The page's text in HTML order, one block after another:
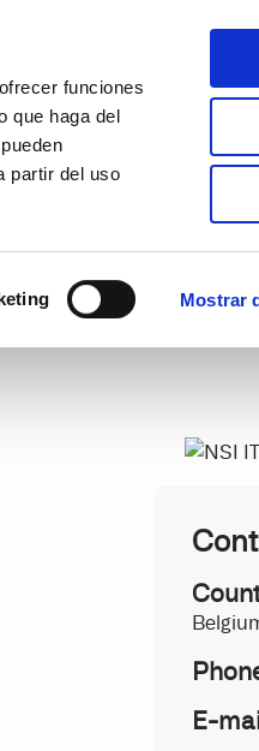
funciones
que haga del
partir del uso
Mostrar
¿Por qué Continia?
E-